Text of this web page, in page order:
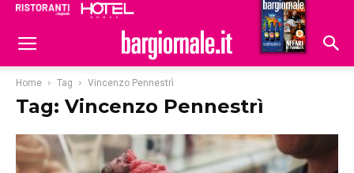
Hoteldomani
Home Tag Vincenzo Pennestrì
Tag: Vincenzo Pennestrì